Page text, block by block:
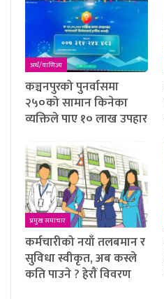
अर्थ/वाणिज्य
कञ्चनपुरको पुनर्वासमा
२५०को सामान किनेका
व्यक्तिले पाए १० लाख उपहार
प्रमुख समाचार
कर्मचारीको नयाँ तलबमान र
सुविधा स्वीकृत, अब कस्ले
कति पाउने ? हेराैं विवरण